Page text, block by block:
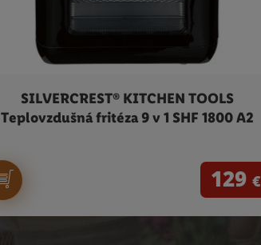
SILVERCREST® KITCHEN TOOLS
Teplovzdušná fritéza 9 v 1 SHF 1800 A2
129 €